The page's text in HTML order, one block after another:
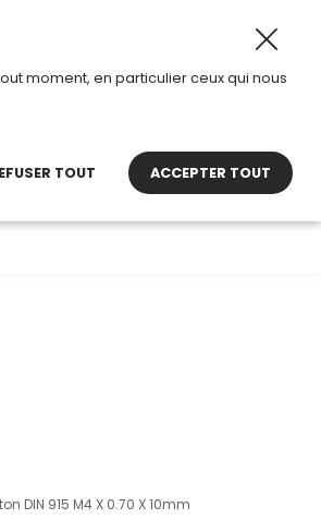
été. Horaires d’ouverture :
DIN 915 M4 X 0.70 X 10mm
moment, en particulier ceux qui nous
TOUT ACCEPTER TOUT